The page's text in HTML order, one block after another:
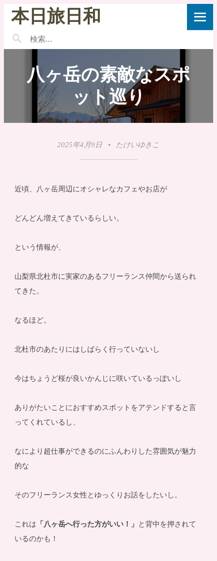
本日旅日和
八ヶ岳の素敵なスポ
ット巡り
2025年4月9日 • たけいゆきこ
近頃、八ヶ岳周辺にオシャレなカフェやお店が
どんどん増えてきているらしい。
という情報が、
山梨県北杜市に実家のあるフリーランス仲間から送られ
てきた。
なるほど。
北杜市のあたりにはしばらく行っていないし
今はちょうど桜が良いかんじに咲いているっぽいし
ありがたいことにおすすめスポットをアテンドすると言
ってくれているし、
なにより超仕事ができるのにふんわりした雰囲気が魅力
的な
そのフリーランス女性とゆっくりお話をしたいし。
これは 「八ヶ岳へ行った方がいい！」
と背中を押されて
いるのかも！